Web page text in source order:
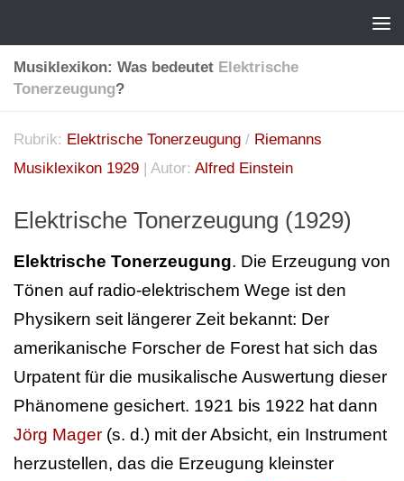
Musiklexikon: Was bedeutet Elektrische
Tonerzeugung?
Rubrik: Elektrische Tonerzeugung / Riemanns
Musiklexikon 1929 | Autor: Alfred Einstein
Elektrische Tonerzeugung (1929)
Elektrische Tonerzeugung. Die Erzeugung von
Tönen auf radio-elektrischem Wege ist den
Physikern seit längerer Zeit bekannt: Der
amerikanische Forscher de Forest hat sich das
Urpatent für die musikalische Auswertung dieser
Phänomene gesichert. 1921 bis 1922 hat dann
Jörg Mager (s. d.) mit der Absicht, ein Instrument
herzustellen, das die Erzeugung kleinster